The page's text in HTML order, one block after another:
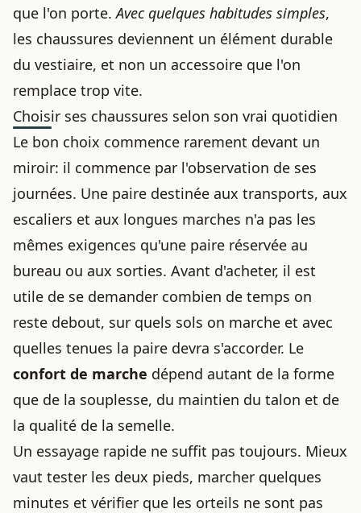
que l'on porte.Avec quelques habitudes simples,
les chaussures deviennent un élément durable
du vestiaire, et non un accessoire que l'on
remplace trop vite.
Choisir ses chaussures selon son vrai quotidien
Le bon choix commence rarement devant un
miroir: il commence par l'observation de ses
journées. Une paire destinée aux transports, aux
escaliers et aux longues marches n'a pas les
mêmes exigences qu'une paire réservée au
bureau ou aux sorties. Avant d'acheter, il est
utile de se demander combien de temps on
reste debout, sur quels sols on marche et avec
quelles tenues la paire devra s'accorder. Le
confort de marche dépend autant de la forme
que de la souplesse, du maintien du talon et de
la qualité de la semelle.
Un essayage rapide ne suffit pas toujours. Mieux
vaut tester les deux pieds, marcher quelques
minutes et vérifier que les orteils ne sont pas